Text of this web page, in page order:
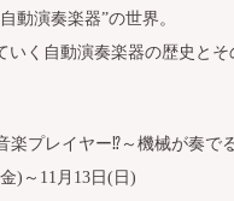
動演奏楽器”の世界。
いく自動演奏楽器の歴史とそ
楽プレイヤー⁉～機械が奏で
)～11月13日(日)